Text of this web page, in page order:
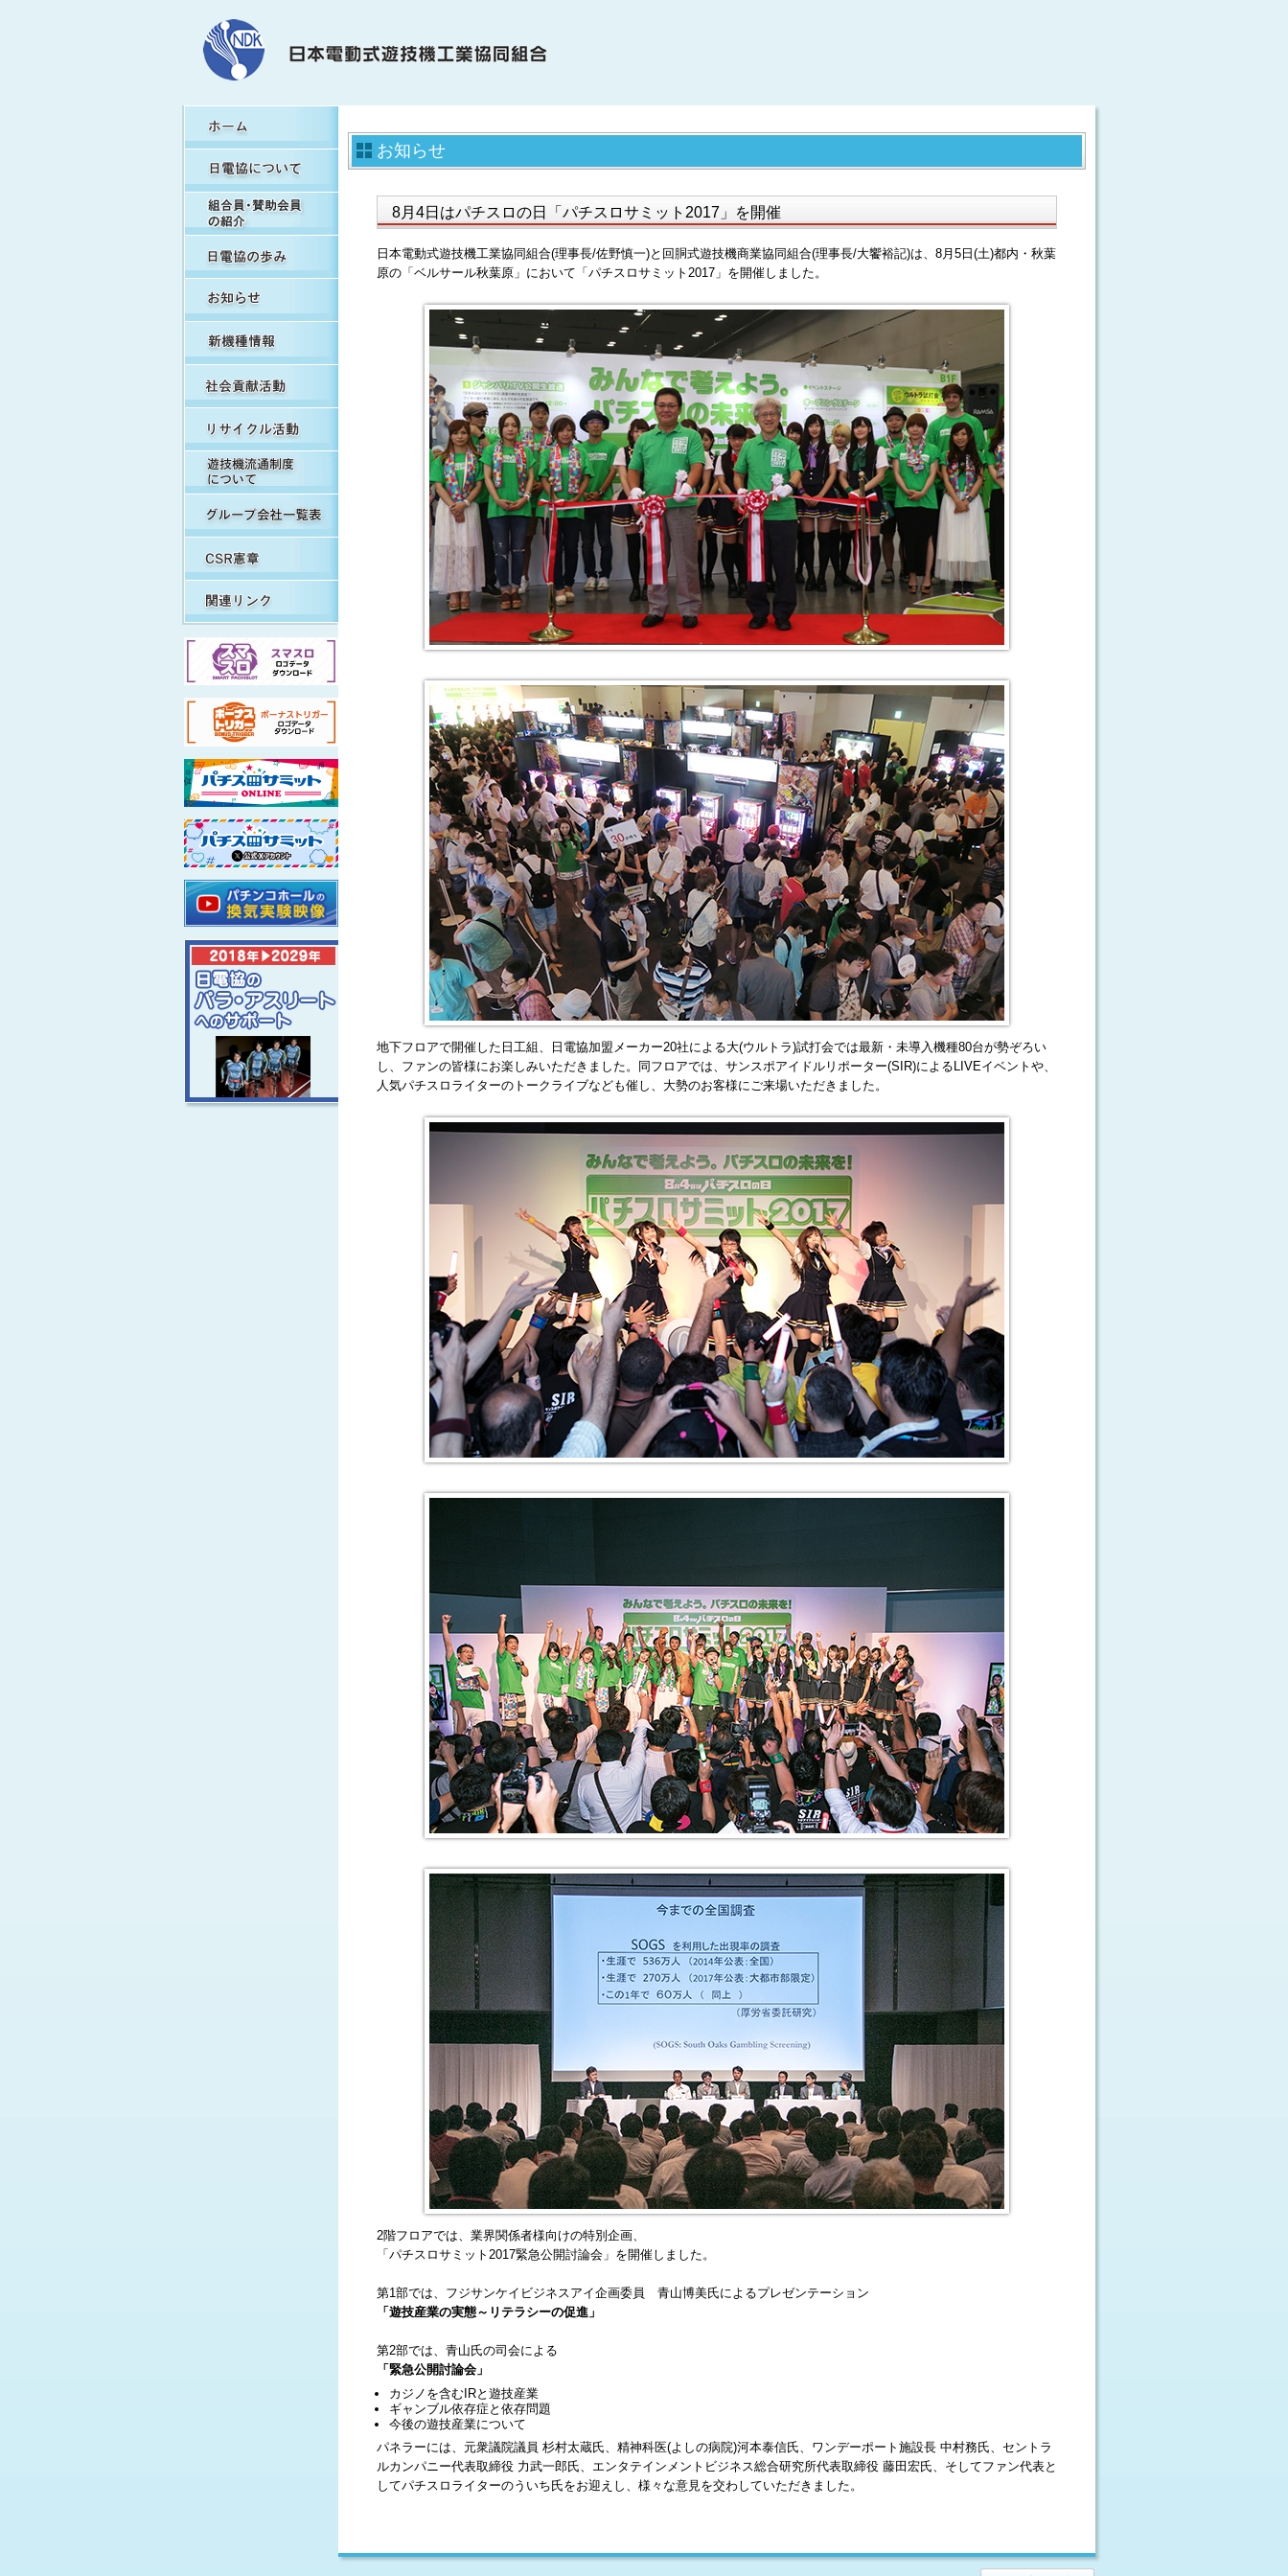
日電協について
組合員・賛助会員の紹介
新機種情報
社会貢献活動
リサイクル活動
遊技機流通制度について
グループ会社一覧表
CSR憲章
関連リンク集
お知らせ
8月4日はパチスロの日「パチスロサミット2017」を開催
日本電動式遊技機工業協同組合(理事長/佐野慎一)と回胴式遊技機商業協同組合(理事長/大饗裕記)は、8月5日(土)都内・秋葉
原の「ベルサール秋葉原」において「パチスロサミット2017」を開催しました。
地下フロアで開催した日工組、日電協加盟メーカー20社による大(ウルトラ)試打会では最新・未導入機種80台が勢ぞろい
し、ファンの皆様にお楽しみいただきました。同フロアでは、サンスポアイドルリポーター(SIR)によるLIVEイベントや、
人気パチスロライターのトークライブなども催し、大勢のお客様にご来場いただきました。
2階フロアでは、業界関係者様向けの特別企画、
「パチスロサミット2017緊急公開討論会」を開催しました。
第1部では、フジサンケイビジネスアイ企画委員 青山博美氏によるプレゼンテーション
「遊技産業の実態～リテラシーの促進」
第2部では、青山氏の司会による
「緊急公開討論会」
カジノを含むIRと遊技産業
ギャンブル依存症と依存問題
今後の遊技産業について
パネラーには、元衆議院議員 杉村太蔵氏、精神科医(よしの病院)河本泰信氏、ワンデーポート施設長 中村務氏、セントラ
ルカンパニー代表取締役 力武一郎氏、エンタテインメントビジネス総合研究所代表取締役 藤田宏氏、そしてファン代表と
してパチスロライターのういち氏をお迎えし、様々な意見を交わしていただきました。